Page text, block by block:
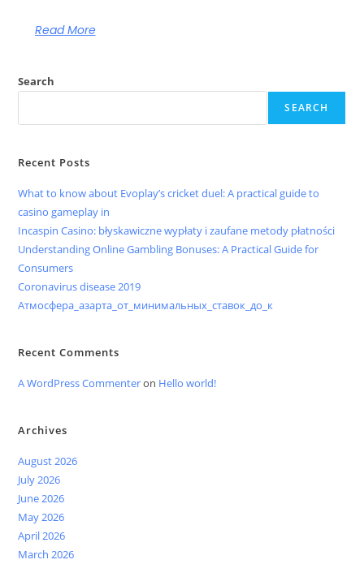
Read More
Search
SEARCH
Recent Posts
What to know about Evoplay’s cricket duel: A practical guide to
casino gameplay in
Incaspin Casino: błyskawiczne wypłaty i zaufane metody płatności
Understanding Online Gambling Bonuses: A Practical Guide for
Consumers
Coronavirus disease 2019
Атмосфера_азарта_от_минимальных_ставок_до_к
Recent Comments
A WordPress Commenteron Hello world!
Archives
August 2026
July 2026
June 2026
May 2026
April 2026
March 2026